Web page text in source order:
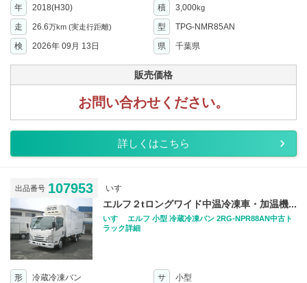
年
2018(H30) 積 3,000kg
走 26.6万km (実走行距離) 型
TPG-NMR85AN
検
2026年 09月 13日 県 千葉県
販売価格
お問い合わせください。
詳しくはこちら
出品番号 107953 いすゞ
エルフ２tロングワイド中温冷凍車・加温機...
いすゞ エルフ 小型 冷蔵冷凍バン 2RG-NPR88AN中古ト
ラック詳細
形 冷蔵冷凍バン サ
小型